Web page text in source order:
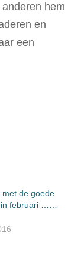
hem
en
een
met de goede
februari ……